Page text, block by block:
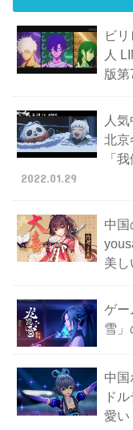
ビ
人
版第
人
北京
「
2022.01.29
中
美し
ゲー
雪」
中国
ド
愛い